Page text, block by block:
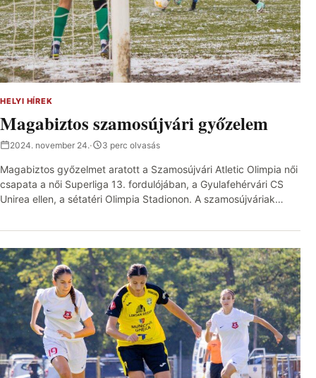
HELYI HÍREK
Magabiztos szamosújvári győzelem
2024. november 24.· 3 perc olvasás
Magabiztos győzelmet aratott a Szamosújvári Atletic Olimpia női
csapata a női Superliga 13. fordulójában, a Gyulafehérvári CS
Unirea ellen, a sétatéri Olimpia Stadionon. A szamosújváriak…